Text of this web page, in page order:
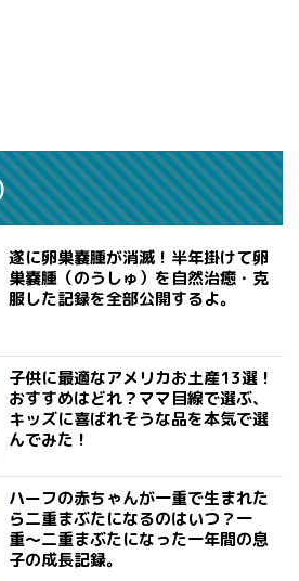
遂に卵巣嚢腫が消滅！半年掛けて卵
巣嚢腫（のうしゅ）を自然治癒・克
服した記録を全部公開するよ。
子供に最適なアメリカお土産13選！
おすすめはどれ？ママ目線で選ぶ、
キッズに喜ばれそうな品を本気で選
んでみた！
ハーフの赤ちゃんが一重で生まれた
ら二重まぶたになるのはいつ？一
重〜二重まぶたになった一年間の息
子の成長記録。